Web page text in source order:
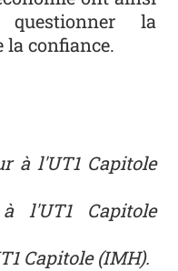
la
la confiance.
à l'UT1 Capitole
l'UT1 Capitole
Capitole (IMH).